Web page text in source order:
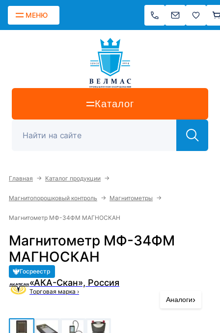
МЕНЮ
Каталог
Главная → Каталог продукции →
Магнитопорошковый контроль → Магнитометры →
Магнитометр МФ-34ФМ МАГНОСКАН
Магнитометр МФ-34ФМ
МАГНОСКАН
Госреестр
«АКА-Скан», Россия
Торговая марка ›
Аналоги›